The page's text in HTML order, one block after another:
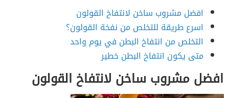
افضل مشروب ساخن لانتفاخ القولون
اسرع طريقة للتخلص من نفخة القولون؟
التخلص من انتفاخ البطن في يوم واحد
متى يكون انتفاخ البطن خطير
افضل مشروب ساخن لانتفاخ القولون